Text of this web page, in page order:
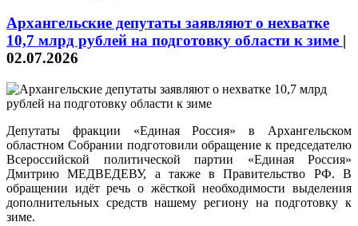
Архангельские депутаты заявляют о нехватке
10,7 млрд рублей на подготовку области к зиме |
02.07.2026
Депутаты фракции «Единая Россия» в Архангельском
областном Собрании подготовили обращение к председателю
Всероссийской политической партии «Единая Россия»
Дмитрию МЕДВЕДЕВУ, а также в Правительство РФ. В
обращении идёт речь о жёсткой необходимости выделения
дополнительных средств нашему региону на подготовку к
зиме.